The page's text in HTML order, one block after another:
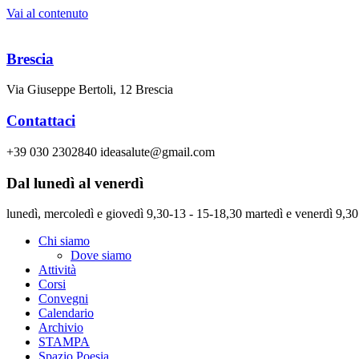
Vai al contenuto
Brescia
Via Giuseppe Bertoli, 12 Brescia
Contattaci
+39 030 2302840 ideasalute@gmail.com
Dal lunedì al venerdì
lunedì, mercoledì e giovedì 9,30-13 - 15-18,30 martedì e venerdì
Chi siamo
Dove siamo
Attività
Corsi
Convegni
Calendario
Archivio
STAMPA